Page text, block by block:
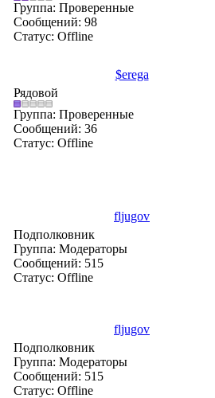
Группа: Проверенные
Сообщений: 98
Статус: Offline
$erega
Рядовой
Группа: Проверенные
Сообщений: 36
Статус: Offline
fljugov
Подполковник
Группа: Модераторы
Сообщений: 515
Статус: Offline
fljugov
Подполковник
Группа: Модераторы
Сообщений: 515
Статус: Offline